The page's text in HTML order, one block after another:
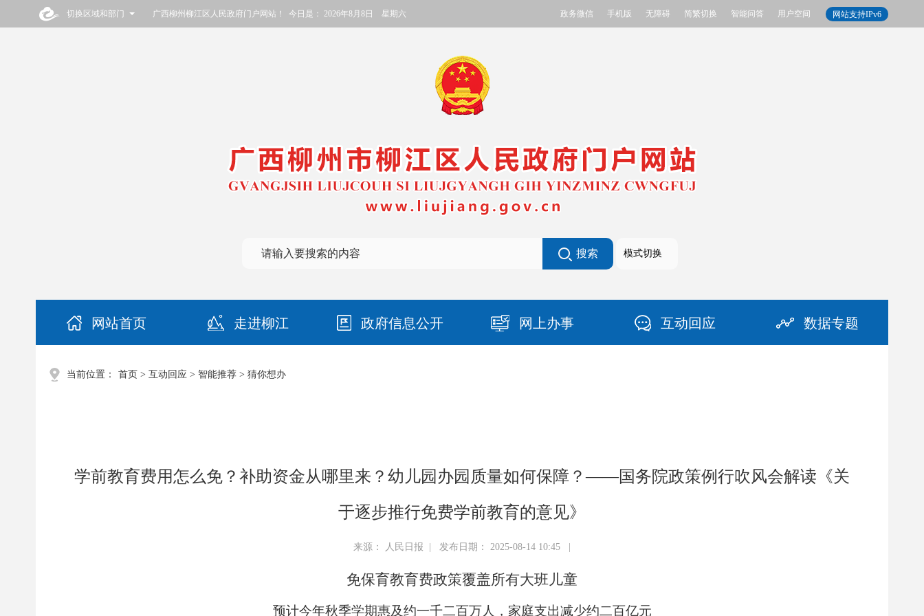
切换区域和部门 网站支持IPv6
政务微信 手机版 无障碍 简繁切换 智能问答 用户空间
广西柳州柳江区人民政府门户网站！ 今日是： 2026年8月8日 星期六
搜索 模式切换
网站首页 走进柳江 政府信息公开 网上办事 互动回应 数据专题
当前位置： 首页 > 互动回应 > 智能推荐 > 猜你想办
学前教育费用怎么免？补助资金从哪里来？幼儿园办园质量如何保障？——国务院政策例行吹风会解读《关
于逐步推行免费学前教育的意见》
来源： 人民日报 | 发布日期： 2025-08-14 10:45 |
免保育教育费政策覆盖所有大班儿童
预计今年秋季学期惠及约一千二百万人，家庭支出减少约二百亿元